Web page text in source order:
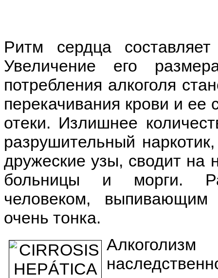
Ритм сердца
Увеличение его
потребления алкоголя
перекачивания крови и ее
отеки. Излишнее
разрушительный
дружеские узы, сводит на
больницы и морги.
человеком,
очень тонка.